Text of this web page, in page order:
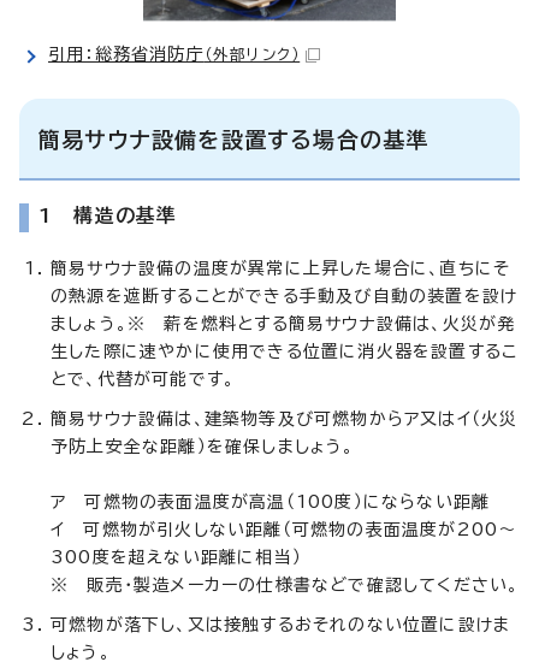
引用：総務省消防庁 （外部リンク）
簡易サウナ設備を設置する場合の基準
1 構造の基準
簡易サウナ設備の温度が異常に上昇した場合に、直ちにそ
の熱源を遮断することができる手動及び自動の装置を設け
ましょう。※ 薪を燃料とする簡易サウナ設備は、火災が発
生した際に速やかに使用できる位置に消火器を設置するこ
とで、代替が可能です。
簡易サウナ設備は、建築物等及び可燃物からア又はイ（火災
予防上安全な距離）を確保しましょう。
ア 可燃物の表面温度が高温（100度）にならない距離
イ 可燃物が引火しない距離（可燃物の表面温度が200～
300度を超えない距離に相当）
※ 販売・製造メーカーの仕様書などで確認してください。
可燃物が落下し、又は接触するおそれのない位置に設けま
しょう。